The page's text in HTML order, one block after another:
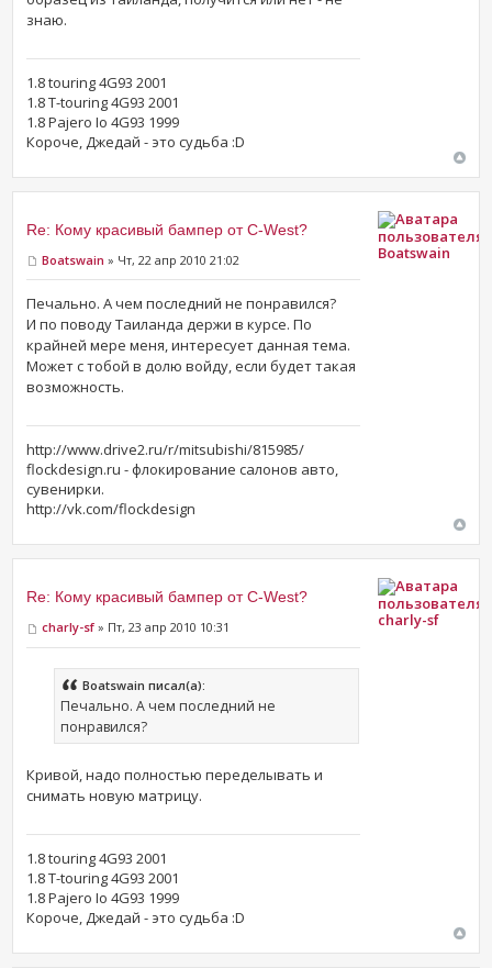
знаю.
1.8 touring 4G93 2001
1.8 T-touring 4G93 2001
1.8 Pajero Io 4G93 1999
Короче, Джедай - это судьба :D
Re: Кому красивый бампер от C-West?
Boatswain » Чт, 22 апр 2010 21:02
Печально. А чем последний не понравился?
И по поводу Таиланда держи в курсе. По
крайней мере меня, интересует данная тема.
Может с тобой в долю войду, если будет такая
возможность.
http://www.drive2.ru/r/mitsubishi/815985/
flockdesign.ru - флокирование салонов авто,
сувенирки.
http://vk.com/flockdesign
Boatswain
Re: Кому красивый бампер от C-West?
charly-sf » Пт, 23 апр 2010 10:31
Boatswain писал(а):
Печально. А чем последний не
понравился?
Кривой, надо полностью переделывать и
снимать новую матрицу.
1.8 touring 4G93 2001
1.8 T-touring 4G93 2001
1.8 Pajero Io 4G93 1999
Короче, Джедай - это судьба :D
charly-sf